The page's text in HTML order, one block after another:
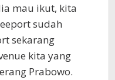
mau ikut, kita
sudah
sekarang
kita yang
Prabowo.